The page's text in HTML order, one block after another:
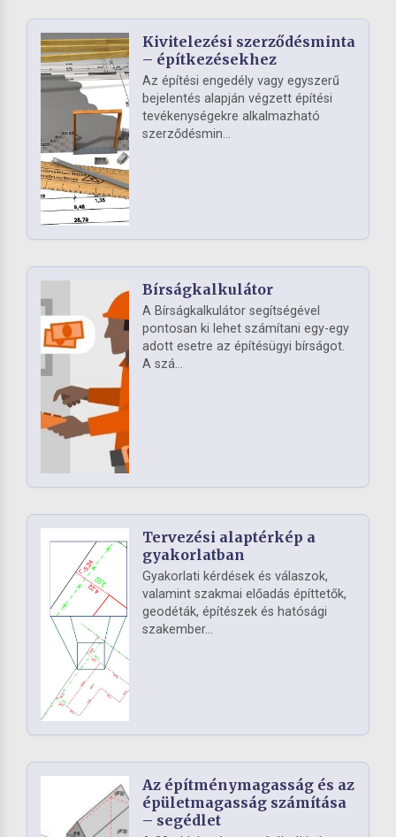
Kivitelezési szerződésminta
– építkezésekhez
Az építési engedély vagy egyszerű
bejelentés alapján végzett építési
tevékenységekre alkalmazható
szerződésmin...
Bírságkalkulátor
A Bírságkalkulátor segítségével
pontosan ki lehet számítani egy-egy
adott esetre az építésügyi bírságot.
A szá...
Tervezési alaptérkép a
gyakorlatban
Gyakorlati kérdések és válaszok,
valamint szakmai előadás építtetők,
geodéták, építészek és hatósági
szakember...
Az építménymagasság és az
épületmagasság számítása
– segédlet